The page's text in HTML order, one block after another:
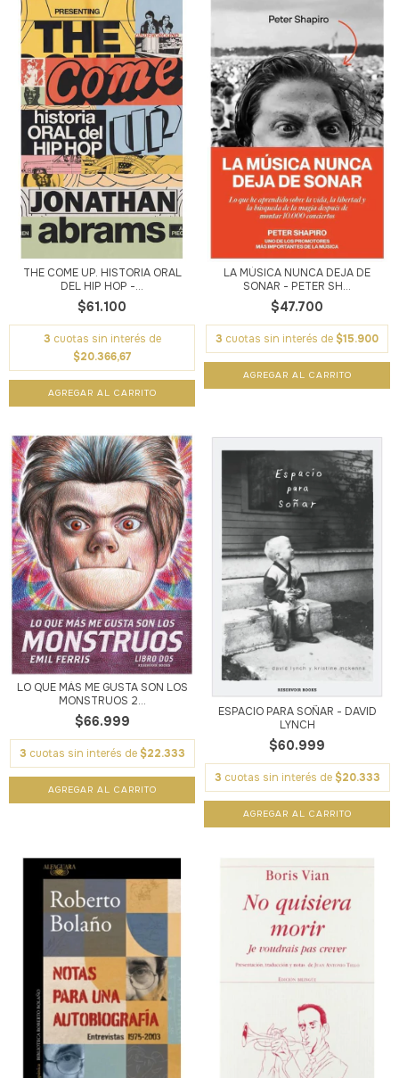
THE COME UP. HISTORIA ORAL
DEL HIP HOP -...
$61.100
3 cuotas sin interés de
$20.366,67
LA MÚSICA NUNCA DEJA DE
SONAR - PETER SH...
$47.700
3 cuotas sin interés de $15.900
LO QUE MÁS ME GUSTA SON LOS
MONSTRUOS 2...
$66.999
3 cuotas sin interés de $22.333
ESPACIO PARA SOÑAR - DAVID
LYNCH
$60.999
3 cuotas sin interés de $20.333